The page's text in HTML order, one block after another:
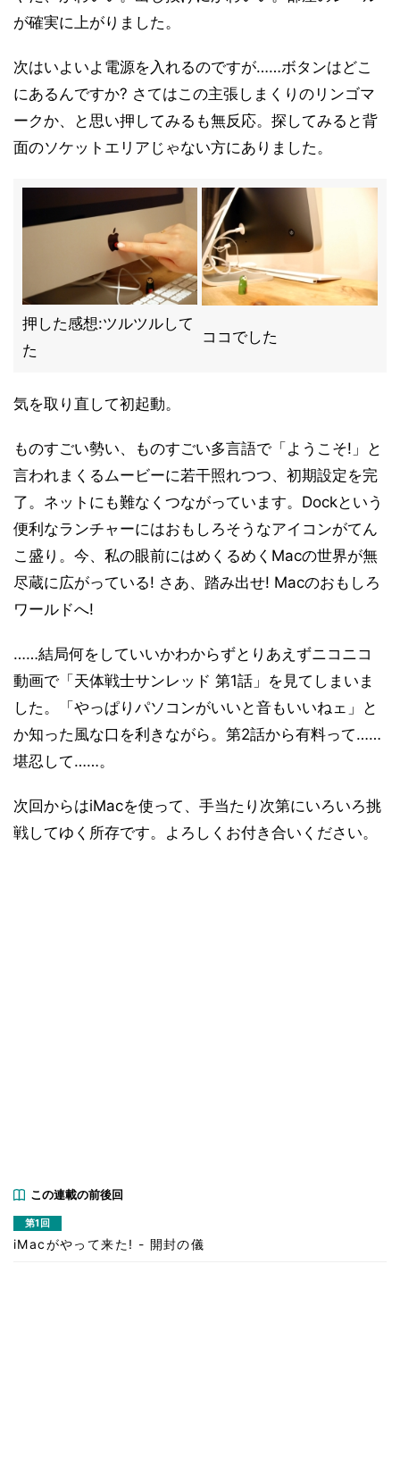
が確実に上がりました。
次はいよいよ電源を入れるのですが……ボタンはどこ
にあるんですか? さてはこの主張しまくりのリンゴマ
ークか、と思い押してみるも無反応。探してみると背
面のソケットエリアじゃない方にありました。
押した感想:ツルツルして
た
ココでした
気を取り直して初起動。
ものすごい勢い、ものすごい多言語で「ようこそ!」と
言われまくるムービーに若干照れつつ、初期設定を完
了。ネットにも難なくつながっています。Dockという
便利なランチャーにはおもしろそうなアイコンがてん
こ盛り。今、私の眼前にはめくるめくMacの世界が無
尽蔵に広がっている! さあ、踏み出せ! Macのおもしろ
ワールドへ!
……結局何をしていいかわからずとりあえずニコニコ
動画で「天体戦士サンレッド 第1話」を見てしまいま
した。「やっぱりパソコンがいいと音もいいねェ」と
か知った風な口を利きながら。第2話から有料って……
堪忍して……。
次回からはiMacを使って、手当たり次第にいろいろ挑
戦してゆく所存です。よろしくお付き合いください。
この連載の前後回
第1回
iMacがやって来た! - 開封の儀